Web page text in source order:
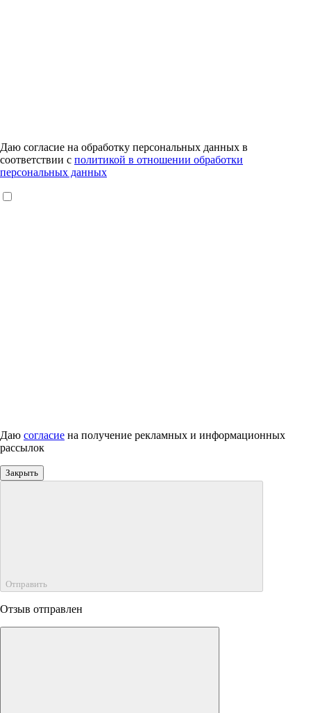
Даю согласие на обработку персональных данных в
соответствии с политикой в отношении обработки
персональных данных
Даю согласие на получение рекламных и информационных
рассылок
Закрыть
Отправить
Отзыв отправлен